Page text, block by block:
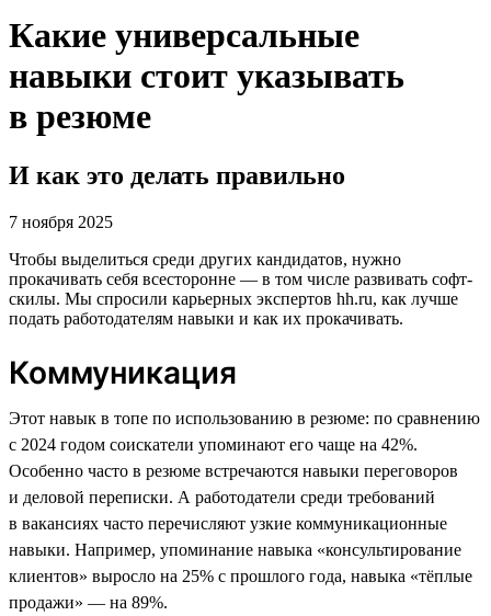
Какие универсальные
навыки стоит указывать
в резюме
И как это делать правильно
7 ноября 2025
Чтобы выделиться среди других кандидатов, нужно
прокачивать себя всесторонне — в том числе развивать софт-
скилы. Мы спросили карьерных экспертов hh.ru, как лучше
подать работодателям навыки и как их прокачивать.
Коммуникация
Этот навык в топе по использованию в резюме: по сравнению
с 2024 годом соискатели упоминают его чаще на 42%.
Особенно часто в резюме встречаются навыки переговоров
и деловой переписки. А работодатели среди требований
в вакансиях часто перечисляют узкие коммуникационные
навыки. Например, упоминание навыка «консультирование
клиентов» выросло на 25% с прошлого года, навыка «тёплые
продажи» — на 89%.